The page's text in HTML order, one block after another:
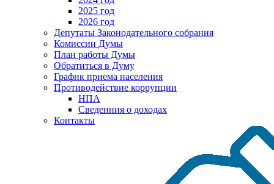
2025 год
2026 год
Депутаты Законодательного собрания
Комиссии Думы
План работы Думы
Обратиться в Думу
График приема населения
Противодействие коррупции
НПА
Сведенния о доходах
Контакты